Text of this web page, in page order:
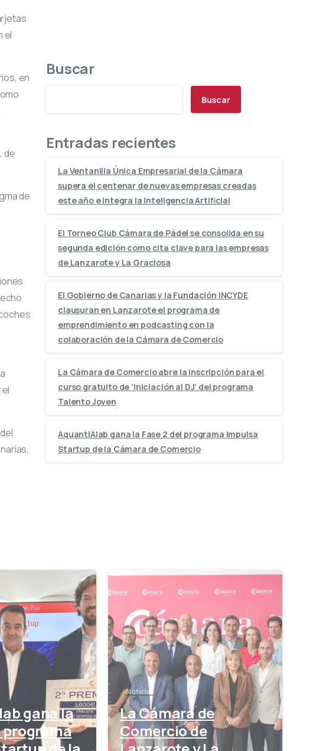
el
en
de
de
Buscar
Buscar
Entradas recientes
La Ventanilla Única Empresarial de la Cámara
supera el centenar de nuevas empresas creadas
este año e integra la Inteligencia Artificial
El Torneo Club Cámara de Pádel se consolida en su
segunda edición como cita clave para las empresas
de Lanzarote y La Graciosa
El Gobierno de Canarias y la Fundación INCYDE
clausuran en Lanzarote el programa de
emprendimiento en podcasting con la
colaboración de la Cámara de Comercio
La Cámara de Comercio abre la inscripción para el
curso gratuito de ‘Iniciación al DJ’ del programa
Talento Joven
AquantIAlab gana la Fase 2 del programa Impulsa
Startup de la Cámara de Comercio
-
gana la
programa
-
Noticias
La Cámara de
Comercio de